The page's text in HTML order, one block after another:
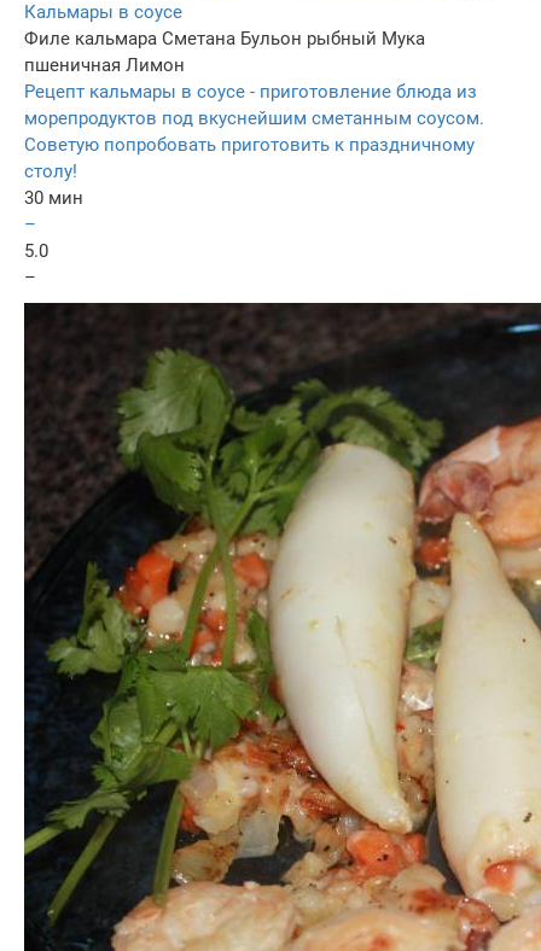
Кальмары в соусе
Филе кальмара Сметана Бульон рыбный Мука
пшеничная Лимон
Рецепт кальмары в соусе - приготовление блюда из
морепродуктов под вкуснейшим сметанным соусом.
Советую попробовать приготовить к праздничному
столу!
30 мин
–
5.0
–